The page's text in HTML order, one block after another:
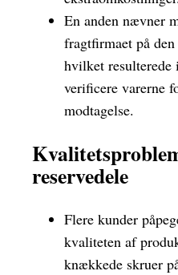
En anden nævner
fragtfirmaet på
hvilket
verificere varerne
modtagelse.
reservedele
Flere kunder
kvaliteten af
knækkede skruer